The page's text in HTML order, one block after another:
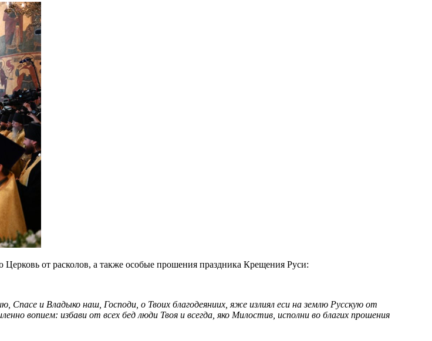
от расколов, а также особые прошения праздника Крещения Руси:
Спасе и Владыко наш, Господи, о Твоих благодеяниих, яже излиял еси на землю Русскую от
вопием: избави от всех бед люди Твоя и всегда, яко Милостив, исполни во благих прошения